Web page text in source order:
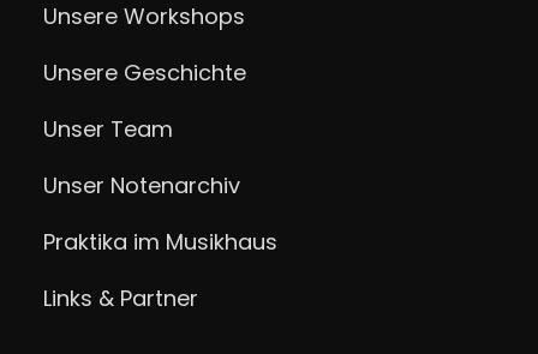
Unsere Workshops
Unsere Geschichte
Unser Team
Unser Notenarchiv
Praktika im Musikhaus
Links & Partner